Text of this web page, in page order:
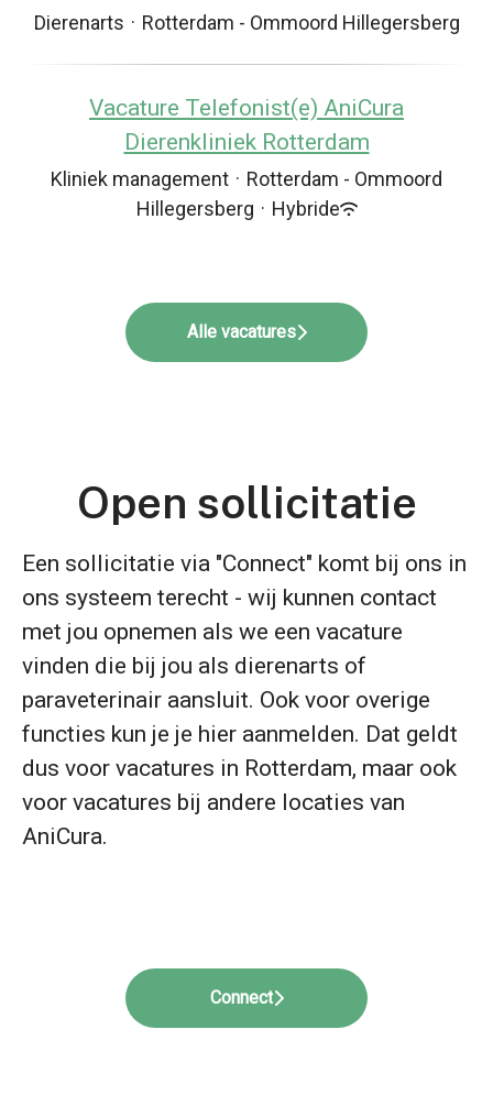
Dierenarts · Rotterdam - Ommoord Hillegersberg
Vacature Telefonist(e) AniCura
Dierenkliniek Rotterdam
Kliniek management · Rotterdam - Ommoord
Hillegersberg · Hybride
Alle vacatures
Open sollicitatie
Een sollicitatie via "Connect" komt bij ons in
ons systeem terecht - wij kunnen contact
met jou opnemen als we een vacature
vinden die bij jou als dierenarts of
paraveterinair aansluit. Ook voor overige
functies kun je je hier aanmelden. Dat geldt
dus voor vacatures in Rotterdam, maar ook
voor vacatures bij andere locaties van
AniCura.
Connect